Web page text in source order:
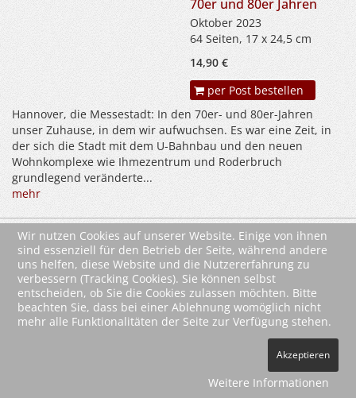
70er und 80er Jahren
Oktober 2023
64 Seiten, 17 x 24,5 cm
14,90 €
per Post bestellen
Hannover, die Messestadt: In den 70er- und 80er-Jahren
unser Zuhause, in dem wir aufwuchsen. Es war eine Zeit, in
der sich die Stadt mit dem U-Bahnbau und den neuen
Wohnkomplexe wie Ihmezentrum und Roderbruch
grundlegend veränderte...
mehr
Jürgen Schedler, Ulrich
Maier
Aufgewachsen in
Heilbronn in den 50er
und 60er Jahren
Oktober 2018
64 Seiten, 17 x 24,5 cm
per Post bestellen
Wir nutzen Cookies auf unserer Website. Einige von ihnen
sind essenziell für den Betrieb der Seite, während andere
uns helfen, diese Website und die Nutzererfahrung zu
verbessern (Tracking Cookies). Sie können selbst
entscheiden, ob Sie die Cookies zulassen möchten. Bitte
beachten Sie, dass bei einer Ablehnung womöglich nicht
mehr alle Funktionalitäten der Seite zur Verfügung stehen.
Akzeptieren
Weitere Informationen